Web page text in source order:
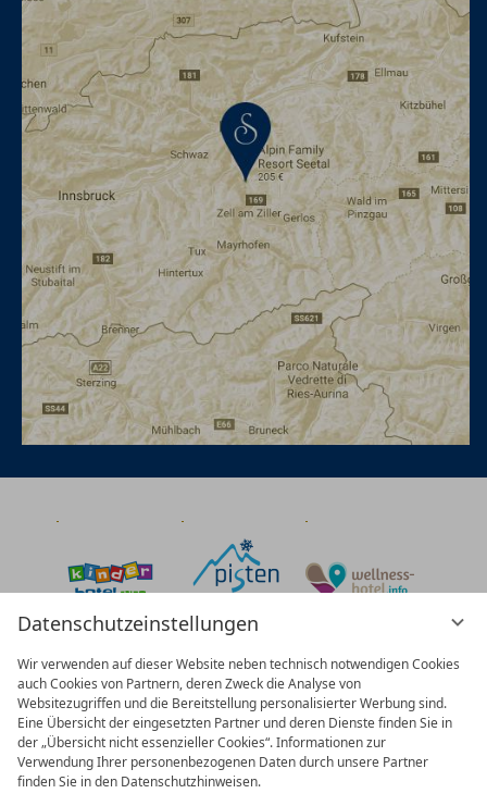
Datenschutzeinstellungen
Wir verwenden auf dieser Website neben technisch notwendigen Cookies
auch Cookies von Partnern, deren Zweck die Analyse von
Websitezugriffen und die Bereitstellung personalisierter Werbung sind.
Eine Übersicht der eingesetzten Partner und deren Dienste finden Sie in
der „Übersicht nicht essenzieller Cookies“. Informationen zur
Verwendung Ihrer personenbezogenen Daten durch unsere Partner
finden Sie in den Datenschutzhinweisen.